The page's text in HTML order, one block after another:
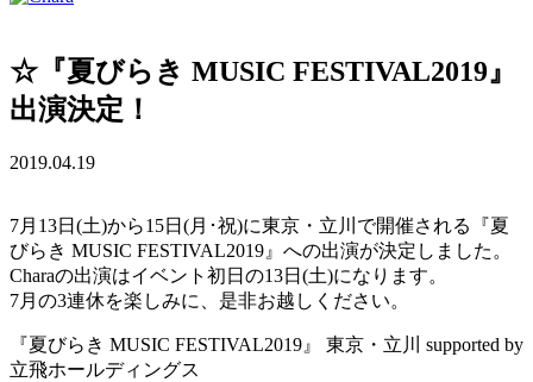
☆『夏びらき MUSIC FESTIVAL2019』
出演決定！
2019.04.19
7月13日(土)から15日(月･祝)に東京・立川で開催される『夏
びらき MUSIC FESTIVAL2019』への出演が決定しました。
Charaの出演はイベント初日の13日(土)になります。
7月の3連休を楽しみに、是非お越しください。
『夏びらき MUSIC FESTIVAL2019』 東京・立川 supported by
立飛ホールディングス